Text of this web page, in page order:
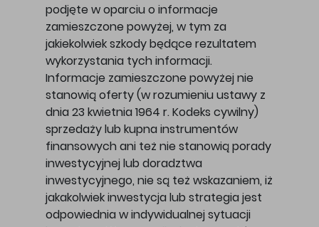
podjęte w oparciu o informacje
zamieszczone powyżej, w tym za
jakiekolwiek szkody będące rezultatem
wykorzystania tych informacji.
Informacje zamieszczone powyżej nie
stanowią oferty (w rozumieniu ustawy z
dnia 23 kwietnia 1964 r. Kodeks cywilny)
sprzedaży lub kupna instrumentów
finansowych ani też nie stanowią porady
inwestycyjnej lub doradztwa
inwestycyjnego, nie są też wskazaniem, iż
jakakolwiek inwestycja lub strategia jest
odpowiednia w indywidualnej sytuacji